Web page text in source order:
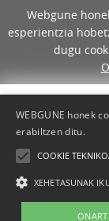
Webgune
esperientzia
dugu
WEBGUNE honek
erabiltzen ditu.
COOKIE
XEHETASUNAK